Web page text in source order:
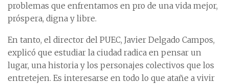
problemas que enfrentamos en pro de una vida mejor,
próspera, digna y libre.
En tanto, el director del PUEC, Javier Delgado Campos,
explicó que estudiar la ciudad radica en pensar un
lugar, una historia y los personajes colectivos que los
entretejen. Es interesarse en todo lo que atañe a vivir